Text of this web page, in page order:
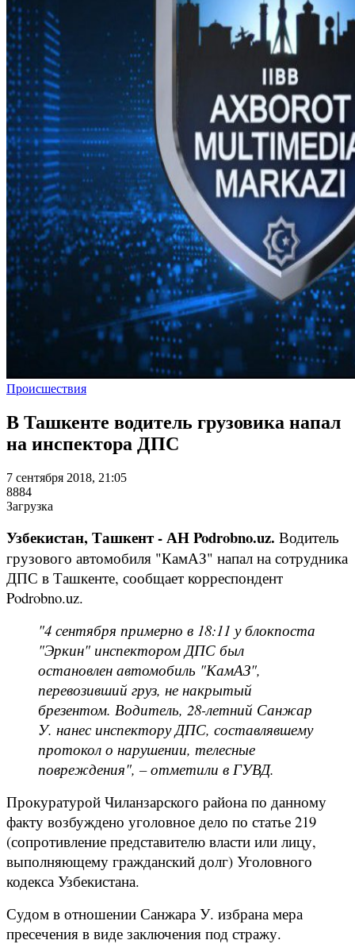
Происшествия
В Ташкенте водитель грузовика напал
на инспектора ДПС
7 сентября 2018, 21:05
8884
Загрузка
Узбекистан, Ташкент - АН Podrobno.uz. Водитель
грузового автомобиля "КамАЗ" напал на сотрудника
ДПС в Ташкенте, сообщает корреспондент
Podrobno.uz.
"4 сентября примерно в 18:11 у блокпоста
"Эркин" инспектором ДПС был
остановлен автомобиль "КамАЗ",
перевозивший груз, не накрытый
брезентом. Водитель, 28-летний Санжар
У. нанес инспектору ДПС, составлявшему
протокол о нарушении, телесные
повреждения", – отметили в ГУВД.
Прокуратурой Чиланзарского района по данному
факту возбуждено уголовное дело по статье 219
(сопротивление представителю власти или лицу,
выполняющему гражданский долг) Уголовного
кодекса Узбекистана.
Судом в отношении Санжара У. избрана мера
пресечения в виде заключения под стражу.